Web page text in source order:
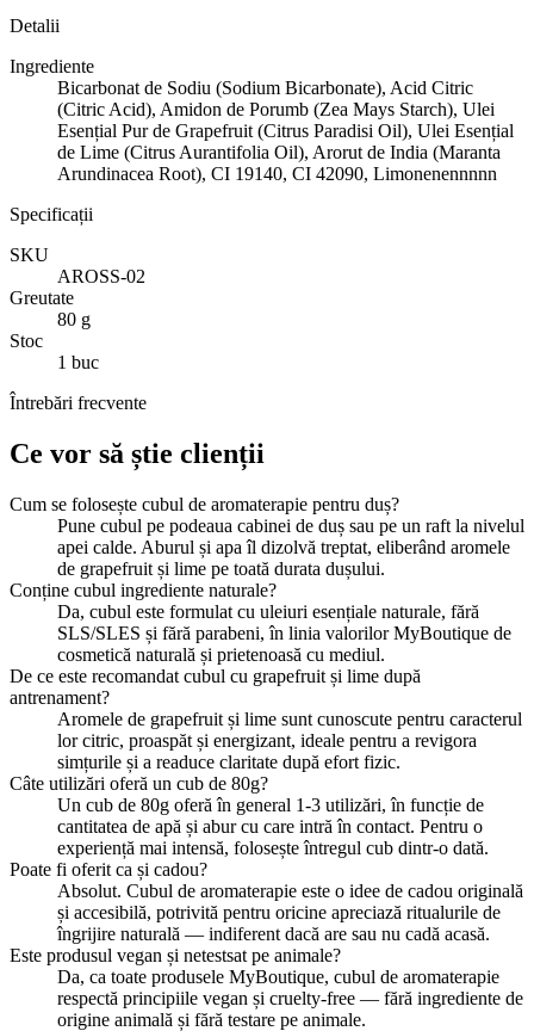
Detalii
Ingrediente
Bicarbonat de Sodiu (Sodium Bicarbonate), Acid Citric
(Citric Acid), Amidon de Porumb (Zea Mays Starch), Ulei
Esențial Pur de Grapefruit (Citrus Paradisi Oil), Ulei Esențial
de Lime (Citrus Aurantifolia Oil), Arorut de India (Maranta
Arundinacea Root), CI 19140, CI 42090, Limonenennnnn
Specificații
SKU
AROSS-02
Greutate
80 g
Stoc
1 buc
Întrebări frecvente
Ce vor să știe clienții
Cum se folosește cubul de aromaterapie pentru duș?
Pune cubul pe podeaua cabinei de duș sau pe un raft la nivelul
apei calde. Aburul și apa îl dizolvă treptat, eliberând aromele
de grapefruit și lime pe toată durata dușului.
Conține cubul ingrediente naturale?
Da, cubul este formulat cu uleiuri esențiale naturale, fără
SLS/SLES și fără parabeni, în linia valorilor MyBoutique de
cosmetică naturală și prietenoasă cu mediul.
De ce este recomandat cubul cu grapefruit și lime după
antrenament?
Aromele de grapefruit și lime sunt cunoscute pentru caracterul
lor citric, proaspăt și energizant, ideale pentru a revigora
simțurile și a readuce claritate după efort fizic.
Câte utilizări oferă un cub de 80g?
Un cub de 80g oferă în general 1-3 utilizări, în funcție de
cantitatea de apă și abur cu care intră în contact. Pentru o
experiență mai intensă, folosește întregul cub dintr-o dată.
Poate fi oferit ca și cadou?
Absolut. Cubul de aromaterapie este o idee de cadou originală
și accesibilă, potrivită pentru oricine apreciază ritualurile de
îngrijire naturală — indiferent dacă are sau nu cadă acasă.
Este produsul vegan și netestsat pe animale?
Da, ca toate produsele MyBoutique, cubul de aromaterapie
respectă principiile vegan și cruelty-free — fără ingrediente de
origine animală și fără testare pe animale.